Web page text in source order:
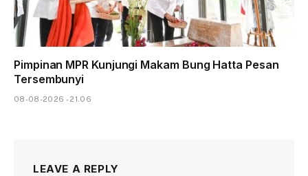
Pimpinan MPR Kunjungi Makam Bung Hatta Pesan
Tersembunyi
08-08-2026 - 21.06
LEAVE A REPLY